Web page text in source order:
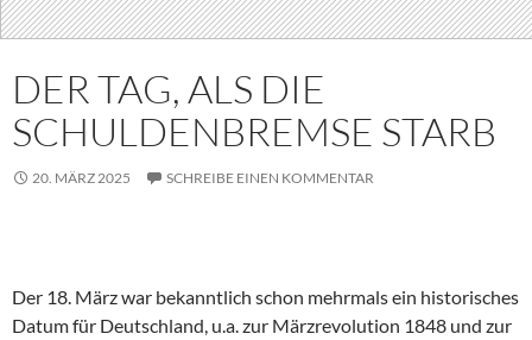
DER TAG, ALS DIE
SCHULDENBREMSE STARB
20. MÄRZ 2025 SCHREIBE EINEN KOMMENTAR
Der 18. März war bekanntlich schon mehrmals ein historisches
Datum für Deutschland, u.a. zur Märzrevolution 1848 und zur